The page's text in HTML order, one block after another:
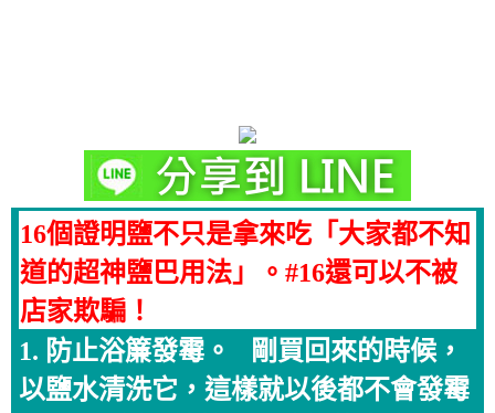
16個證明鹽不只是拿來吃「大家都不知
道的超神鹽巴用法」。#16還可以不被
店家欺騙！
1. 防止浴簾發霉。 剛買回來的時候，
以鹽水清洗它，這樣就以後都不會發霉